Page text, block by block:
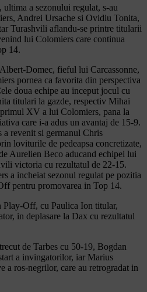
a sezonului regulat, s-au
Andrei Ursache si Ovidiu Tonita,
Turashvili aflandu-se printre titularii
lui Colomiers care continua
14.
Domec, fieful lui Carcassonne,
pornea ca favorita din perspectiva
doua echipe au inceput jocul cu
titulari la gazde, respectiv Mihai
XV a lui Colomiers, pana la
care i-a adus un avantaj de 15-9.
a revenit si germanul Chris
loviturile de pedeapsa concretizate,
Aurelien Beco aducand echipei lui
victoria cu rezultatul de 22-15.
a incheiat sezonul regulat pe pozitia
pentru promovarea in Top 14.
Play-Off, cu Paulica Ion titular,
in deplasare la Dax cu rezultatul
de Tarbes cu 50-19, Bogdan
a invingatorilor, iar Marius
a ros-negrilor, care au retrogradat in